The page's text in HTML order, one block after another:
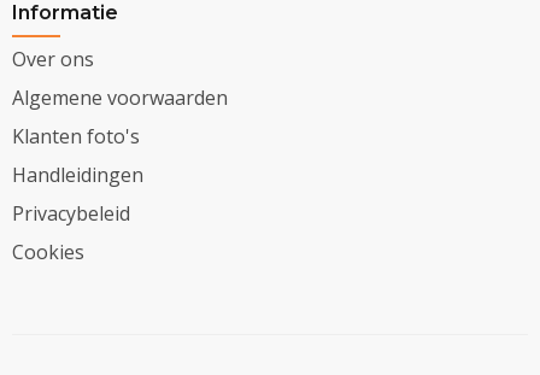
Informatie
Over ons
Algemene voorwaarden
Klanten foto's
Handleidingen
Privacybeleid
Cookies